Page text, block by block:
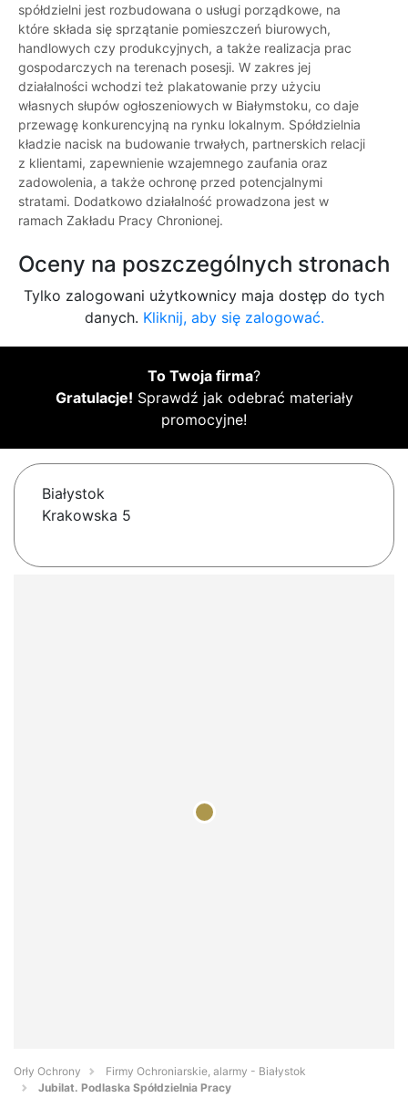
spółdzielni jest rozbudowana o usługi porządkowe, na
które składa się sprzątanie pomieszczeń biurowych,
handlowych czy produkcyjnych, a także realizacja prac
gospodarczych na terenach posesji. W zakres jej
działalności wchodzi też plakatowanie przy użyciu
własnych słupów ogłoszeniowych w Białymstoku, co daje
przewagę konkurencyjną na rynku lokalnym. Spółdzielnia
kładzie nacisk na budowanie trwałych, partnerskich relacji
z klientami, zapewnienie wzajemnego zaufania oraz
zadowolenia, a także ochronę przed potencjalnymi
stratami. Dodatkowo działalność prowadzona jest w
ramach Zakładu Pracy Chronionej.
Oceny na poszczególnych stronach
Tylko zalogowani użytkownicy maja dostęp do tych
danych. Kliknij, aby się zalogować.
To Twoja firma?
Gratulacje! Sprawdź jak odebrać materiały
promocyjne!
Białystok
Krakowska 5
Orły Ochrony
Firmy Ochroniarskie, alarmy - Białystok
Jubilat. Podlaska Spółdzielnia Pracy